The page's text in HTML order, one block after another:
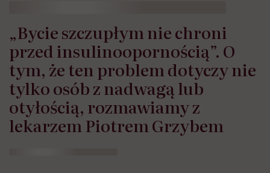
„Bycie szczupłym nie chroni
przed insulinoopornością”. O
tym, że ten problem dotyczy nie
tylko osób z nadwagą lub
otyłością, rozmawiamy z
lekarzem Piotrem Grzybem